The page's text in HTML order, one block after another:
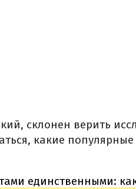
склонен верить
какие
единственными: